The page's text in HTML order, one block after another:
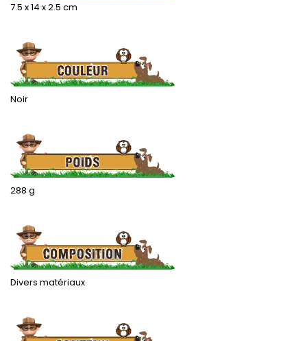
7.5 x 14 x 2.5 cm
.
Noir
.
288 g
.
Divers matériaux
.